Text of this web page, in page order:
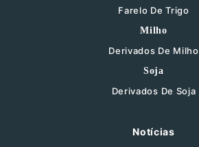
Farelo De Trigo
Milho
Derivados De Milho
Soja
Derivados De Soja
Notícias